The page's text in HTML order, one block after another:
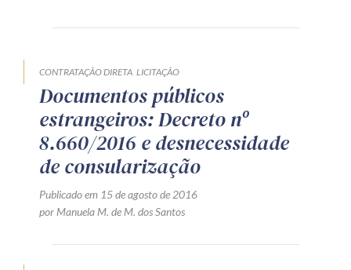
Zênite Play
Orientação por Escrito
Mentoria Zênite
Capacitação
CONTRATAÇÃO DIRETA LICITAÇÃO
Documentos públicos
estrangeiros: Decreto nº
8.660/2016 e desnecessidade
de consularização
Publicado em 15 de agosto de 2016
por Manuela M. de M. dos Santos